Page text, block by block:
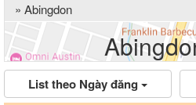
» Abingdon
List theo Ngày đăng